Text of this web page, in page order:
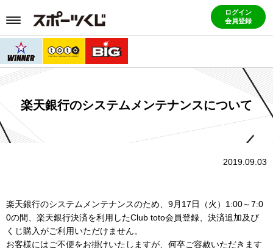
ログイン
会員登録
楽天銀行のシステムメンテナンスについて
2019.09.03
楽天銀行のシステムメンテナンスのため、9月17日（火）1:00～7:0
0の間、楽天銀行決済を利用したClub toto会員登録、決済追加及び
くじ購入がご利用いただけません。
お客様にはご不便をお掛けいたしますが、何卒ご容赦いただきます